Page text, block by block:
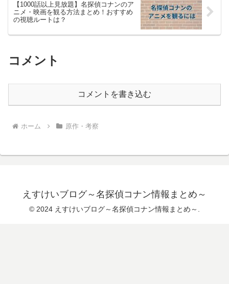
【1000話以上見放題】名探偵コナンのア
ニメ・映画を観る方法まとめ！おすすめ
の視聴ルートは？
コメント
コメントを書き込む
ホーム 原作・考察
えすけいブログ～名探偵コナン情報まとめ～
© 2024 えすけいブログ～名探偵コナン情報まとめ～.